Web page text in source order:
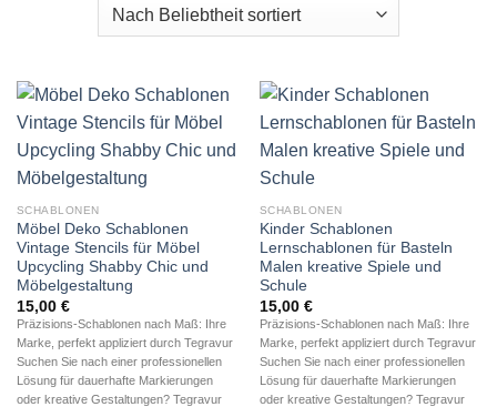
SCHABLONEN
Möbel Deko Schablonen
Vintage Stencils für Möbel
Upcycling Shabby Chic und
Möbelgestaltung
15,00 €
Präzisions-Schablonen nach Maß: Ihre
Marke, perfekt appliziert durch Tegravur
Suchen Sie nach einer professionellen
Lösung für dauerhafte Markierungen
oder kreative Gestaltungen? Tegravur
SCHABLONEN
Kinder Schablonen
Lernschablonen für Basteln
Malen kreative Spiele und
Schule
15,00 €
Präzisions-Schablonen nach Maß: Ihre
Marke, perfekt appliziert durch Tegravur
Suchen Sie nach einer professionellen
Lösung für dauerhafte Markierungen
oder kreative Gestaltungen? Tegravur